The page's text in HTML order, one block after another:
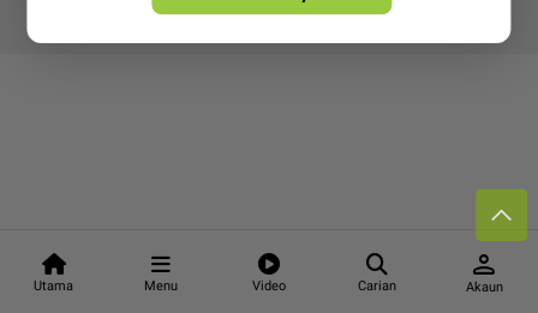
Utama Menu Video Carian
person
Akaun